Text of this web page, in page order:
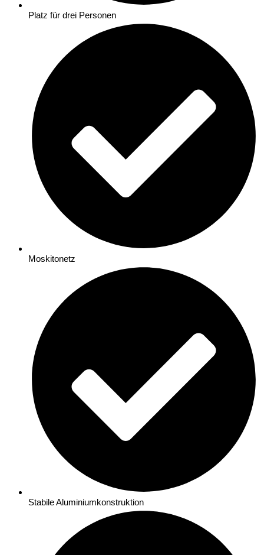
Platz für drei Personen
Moskitonetz
Stabile Aluminiumkonstruktion